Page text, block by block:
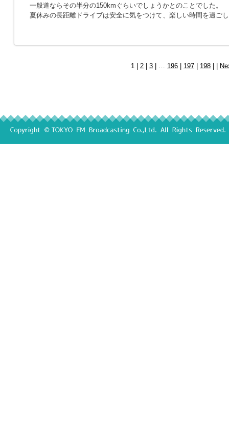
一般道ならその半分の150kmぐらいでしょうかとのことでした。
夏休みの長距離ドライブは安全に気をつけて、楽しい時間を過ご
1 | 2 3 | … 196 197 198